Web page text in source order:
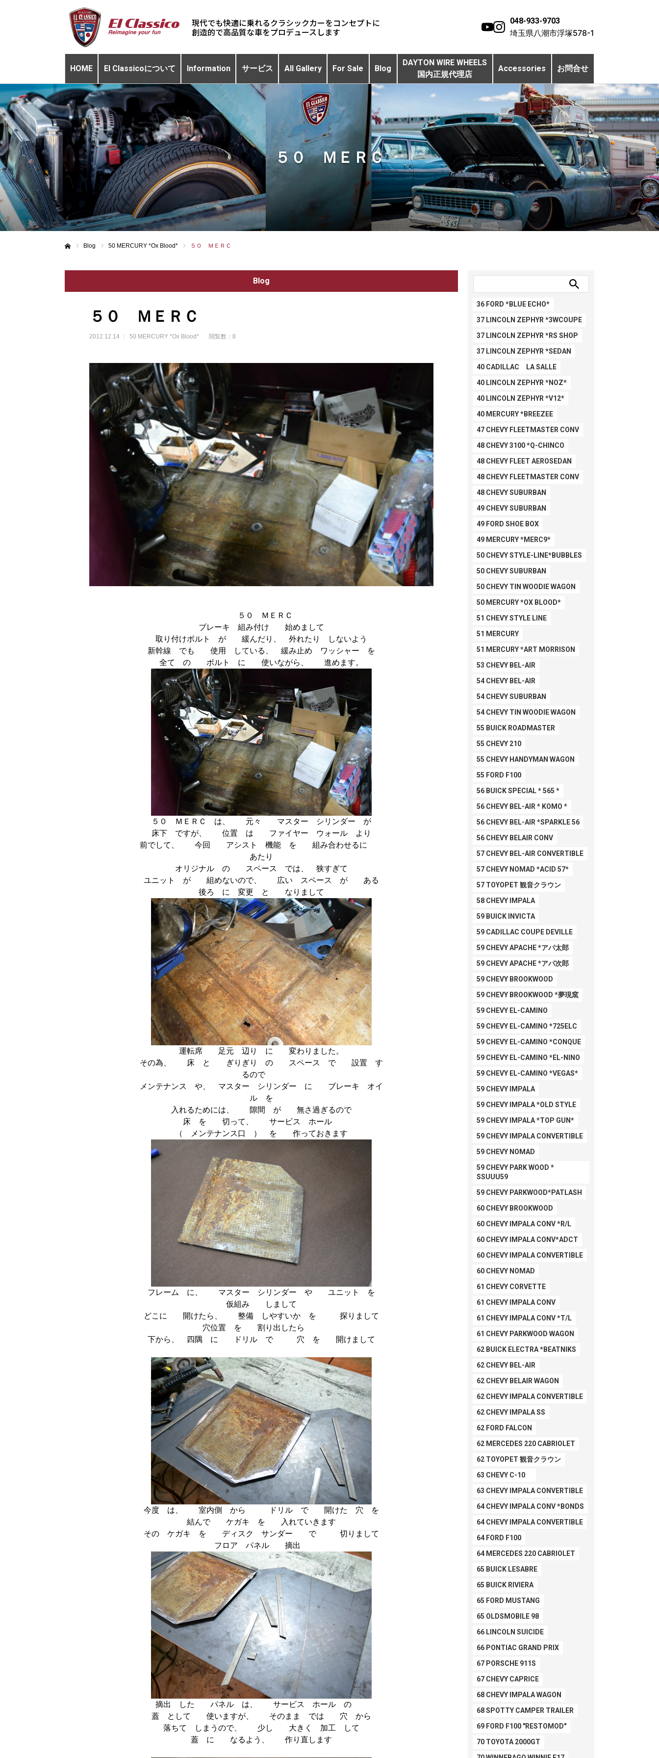
現代でも快適に乗れるクラシックカーをコンセプトに 048-933-9703
埼玉県八潮市浮塚578-1
HOME El Classicoについて Information サービス All Gallery For Sale Blog
DAYTON WIRE WHEELS
国内正規代理店
Accessories お問合せ
５０ ＭＥＲＣ
Blog 50 MERCURY *Ox Blood* ５０ ＭＥＲＣ
Blog
５０ ＭＥＲＣ
2012.12.14 50 MERCURY *Ox Blood* 閲覧数：8
５０ ＭＥＲＣ
ブレーキ 組み付け 始めまして
取り付けボルト が 緩んだり、 外れたり しないよう
新幹線 でも 使用 している、 緩み止め ワッシャー を
全て の ボルト に 使いながら、 進めます。
５０ ＭＥＲＣ は、 元々 マスター シリンダー が
床下 ですが、 位置 は ファイヤー ウォール より
前でして、 今回 アシスト 機能 を 組み合わせるに
あたり
オリジナル の スペース では、 狭すぎて
ユニット が 組めないので、 広い スペース が ある
後ろ に 変更 と なりまして
運転席 足元 辺り に 変わりました。
その為、 床 と ぎりぎり の スペース で 設置 す
るので
メンテナンス や、 マスター シリンダー に ブレーキ オイ
ル を
入れるためには、 隙間 が 無さ過ぎるので
床 を 切って、 サービス ホール
（ メンテナンス口 ） を 作っておきます
フレーム に、 マスター シリンダー や ユニット を
仮組み しまして
どこに 開けたら、 整備 しやすいか を 探りまして
穴位置 を 割り出したら
下から、 四隅 に ドリル で 穴 を 開けまして
今度 は、 室内側 から ドリル で 開けた 穴 を
結んで ケガキ を 入れていきます
その ケガキ を ディスク サンダー で 切りまして
フロア パネル 摘出
摘出 した パネル は、 サービス ホール の
蓋 として 使いますが、 そのまま では 穴 から
落ちて しまうので、 少し 大きく 加工 して
蓋 に なるよう、 作り直します
36 FORD *BLUE ECHO*
37 LINCOLN ZEPHYR *3WCOUPE
37 LINCOLN ZEPHYR *RS SHOP
37 LINCOLN ZEPHYR *SEDAN
40 CADILLAC LA SALLE
40 LINCOLN ZEPHYR *NOZ*
40 LINCOLN ZEPHYR *V12*
40 MERCURY *BREEZEE
47 CHEVY FLEETMASTER CONV
48 CHEVY 3100 *Q-CHINCO
48 CHEVY FLEET AEROSEDAN
48 CHEVY FLEETMASTER CONV
48 CHEVY SUBURBAN
49 CHEVY SUBURBAN
49 FORD SHOE BOX
49 MERCURY *MERC9*
50 CHEVY STYLE-LINE*BUBBLES
50 CHEVY SUBURBAN
50 CHEVY TIN WOODIE WAGON
50 MERCURY *OX BLOOD*
51 CHEVY STYLE LINE
51 MERCURY
51 MERCURY *ART MORRISON
53 CHEVY BEL-AIR
54 CHEVY BEL-AIR
54 CHEVY SUBURBAN
54 CHEVY TIN WOODIE WAGON
55 BUICK ROADMASTER
55 CHEVY 210
55 CHEVY HANDYMAN WAGON
55 FORD F100
56 BUICK SPECIAL * 565 *
56 CHEVY BEL-AIR * KOMO *
56 CHEVY BEL-AIR *SPARKLE 56
56 CHEVY BELAIR CONV
57 CHEVY BEL-AIR CONVERTIBLE
57 CHEVY NOMAD *ACID 57*
57 TOYOPET 観音クラウン
58 CHEVY IMPALA
59 BUICK INVICTA
59 CADILLAC COUPE DEVILLE
59 CHEVY APACHE *アパ太郎
59 CHEVY APACHE *アパ次郎
59 CHEVY BROOKWOOD
59 CHEVY BROOKWOOD *夢現窯
59 CHEVY EL-CAMINO
59 CHEVY EL-CAMINO *725ELC
59 CHEVY EL-CAMINO *CONQUE
59 CHEVY EL-CAMINO *EL-NINO
59 CHEVY EL-CAMINO *VEGAS*
59 CHEVY IMPALA
59 CHEVY IMPALA *OLD STYLE
59 CHEVY IMPALA *TOP GUN*
59 CHEVY IMPALA CONVERTIBLE
59 CHEVY NOMAD
59 CHEVY PARK WOOD *
SSUUU59
59 CHEVY PARKWOOD*PATLASH
60 CHEVY BROOKWOOD
60 CHEVY IMPALA CONV *R/L
60 CHEVY IMPALA CONV*ADCT
60 CHEVY IMPALA CONVERTIBLE
60 CHEVY NOMAD
61 CHEVY CORVETTE
61 CHEVY IMPALA CONV
61 CHEVY IMPALA CONV *T/L
61 CHEVY PARKWOOD WAGON
62 BUICK ELECTRA *BEATNIKS
62 CHEVY BEL-AIR
62 CHEVY BELAIR WAGON
62 CHEVY IMPALA CONVERTIBLE
62 CHEVY IMPALA SS
62 FORD FALCON
62 MERCEDES 220 CABRIOLET
62 TOYOPET 観音クラウン
63 CHEVY C-10
63 CHEVY IMPALA CONVERTIBLE
64 CHEVY IMPALA CONV *BONDS
64 CHEVY IMPALA CONVERTIBLE
64 FORD F100
64 MERCEDES 220 CABRIOLET
65 BUICK LESABRE
65 BUICK RIVIERA
65 FORD MUSTANG
65 OLDSMOBILE 98
66 LINCOLN SUICIDE
66 PONTIAC GRAND PRIX
67 PORSCHE 911S
67 CHEVY CAPRICE
68 CHEVY IMPALA WAGON
68 SPOTTY CAMPER TRAILER
69 FORD F100 "RESTOMOD"
70 TOYOTA 2000GT